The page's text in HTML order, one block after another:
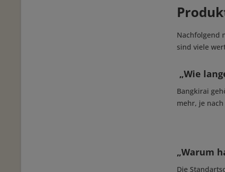
Nachfolgend
sind viele
„Wie
Bangkirai
mehr, je
„Warum
Die